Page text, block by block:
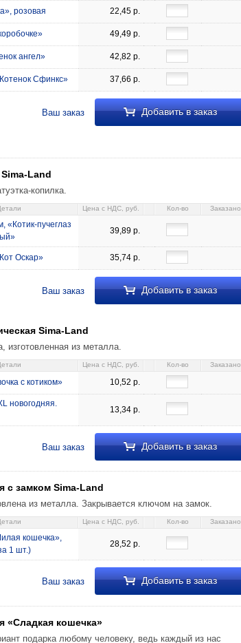
розовая 22,45 р.
49,49 р.
ангел» 42,82 р.
Сфинкс» 37,66 р.
Ваш заказ
Добавить в заказ
Land
копилка.
Цена c НДС, руб. Кол-во Заказано
«Котик-пучеглаз
39,89 р.
Оскар» 35,74 р.
Ваш заказ
Добавить в заказ
Sima-Land
изготовленная из металла.
Цена c НДС, руб. Кол-во Заказано
с котиком» 10,52 р.
новогодняя.
13,34 р.
Ваш заказ
Добавить в заказ
с замком Sima-Land
из металла. Закрывается ключом на замок.
Цена c НДС, руб. Кол-во Заказано
кошечка»,
1 шт.)
28,52 р.
Ваш заказ
Добавить в заказ
«Сладкая кошечка»
подарка любому человеку, ведь каждый из нас